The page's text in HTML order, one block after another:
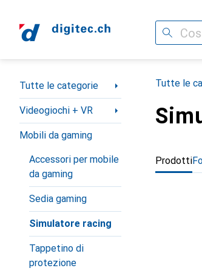
Cerca
Categoria Navigazione
Tutte le categorie
Videogiochi + VR
Mobili da gaming
Accessori per mobile
da gaming
Sedia gaming
Simulatore racing
Tappetino di
protezione
Tutte le
Prodotti